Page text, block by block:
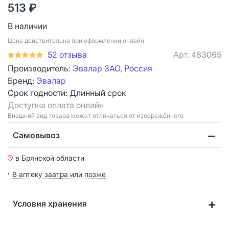
513 ₽
В наличии
Цена действительна при оформлении онлайн
52 отзыва Арт. 483065
Производитель: Эвалар ЗАО, Россия
Бренд: Эвалар
Срок годности: Длинный срок
Доступна оплата онлайн
Bнешний вид товара может отличаться от изображённого
Самовывоз
в Брянской области
В аптеку завтра или позже
Условия хранения